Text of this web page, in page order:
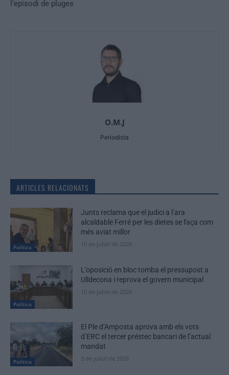
l’episodi de pluges
O.M.J
Periodista
ARTICLES RELACIONATS
Política
Junts reclama que el judici a l’ara
alcaldable Ferré per les dietes se faça com
més aviat millor
10 de juliol de 2026
Política
L’oposició en bloc tomba el pressupost a
Ulldecona i reprova el govern municipal
10 de juliol de 2026
Política
El Ple d’Amposta aprova amb els vots
d’ERC el tercer préstec bancari de l’actual
mandat
3 de juliol de 2026